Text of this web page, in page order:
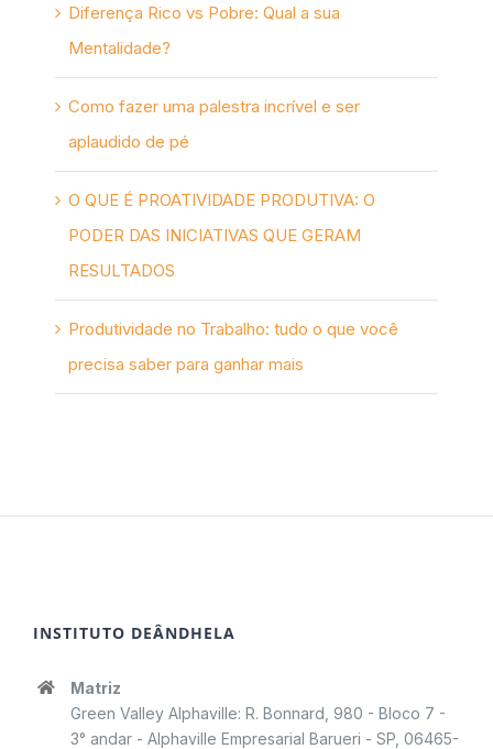
Diferença Rico vs Pobre: Qual a sua
Mentalidade?
Como fazer uma palestra incrível e ser
aplaudido de pé
O QUE É PROATIVIDADE PRODUTIVA: O
PODER DAS INICIATIVAS QUE GERAM
RESULTADOS
Produtividade no Trabalho: tudo o que você
precisa saber para ganhar mais
INSTITUTO DEÂNDHELA
Matriz
Green Valley Alphaville: R. Bonnard, 980 - Bloco 7 -
3° andar - Alphaville Empresarial Barueri - SP, 06465-